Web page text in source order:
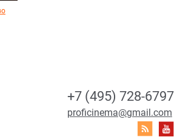
+7 (495) 728-6797
proficinema@gmail.com